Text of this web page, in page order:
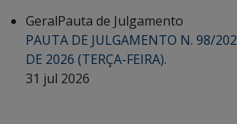
GeralPauta de Julgamento
PAUTA DE JULGAMENTO N. 98/
DE 2026 (TERÇA-FEIRA).
31 jul 2026